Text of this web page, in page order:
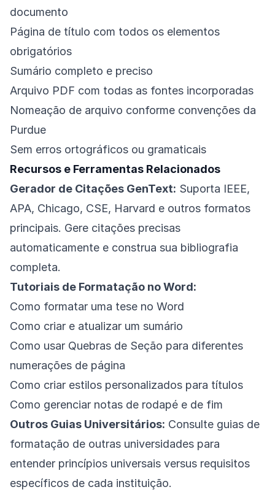
documento
Página de título com todos os elementos
obrigatórios
Sumário completo e preciso
Arquivo PDF com todas as fontes incorporadas
Nomeação de arquivo conforme convenções da
Purdue
Sem erros ortográficos ou gramaticais
Recursos e Ferramentas Relacionados
Gerador de Citações GenText: Suporta IEEE,
APA, Chicago, CSE, Harvard e outros formatos
principais. Gere citações precisas
automaticamente e construa sua bibliografia
completa.
Tutoriais de Formatação no Word:
Como formatar uma tese no Word
Como criar e atualizar um sumário
Como usar Quebras de Seção para diferentes
numerações de página
Como criar estilos personalizados para títulos
Como gerenciar notas de rodapé e de fim
Outros Guias Universitários: Consulte guias de
formatação de outras universidades para
entender princípios universais versus requisitos
específicos de cada instituição.